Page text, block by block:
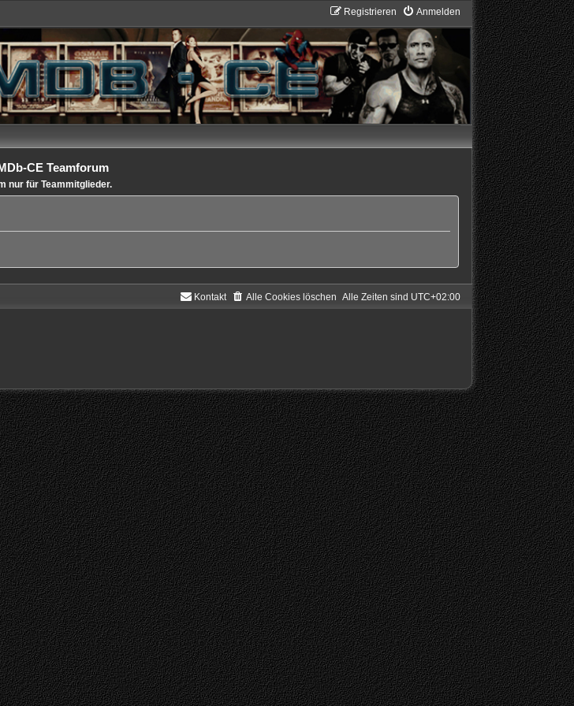
Anmelden
Registrieren
CE Teamforum
nur für Teammitglieder.
Alle Zeiten sind UTC+02:00
Alle Cookies löschen
Kontakt